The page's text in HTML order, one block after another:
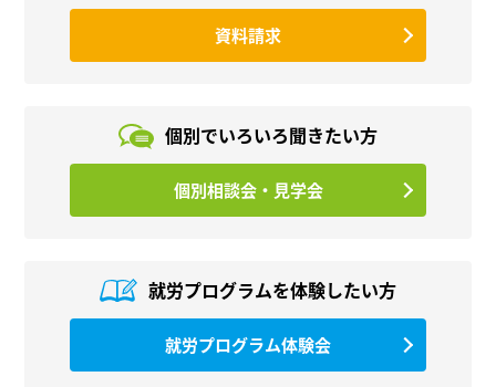
資料請求
個別でいろいろ聞きたい方
個別相談会・見学会
就労プログラムを体験したい方
就労プログラム体験会